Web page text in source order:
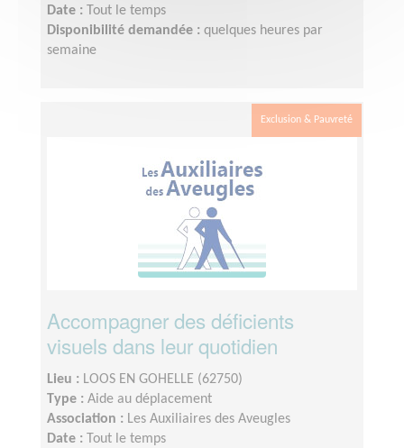
Date :
Tout le temps
Disponibilité demandée : quelques heures par
semaine
Exclusion & Pauvreté
Accompagner des déficients
visuels dans leur quotidien
Lieu : LOOS EN GOHELLE (62750)
Type : Aide au déplacement
Association : Les Auxiliaires des Aveugles
Date :
Tout le temps